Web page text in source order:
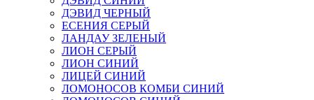
ДЭВИД ЧЕРНЫЙ
ЕСЕНИЯ СЕРЫЙ
ЛАНДАУ ЗЕЛЕНЫЙ
ЛИОН СЕРЫЙ
ЛИОН СИНИЙ
ЛИЦЕЙ СИНИЙ
ЛОМОНОСОВ КОМБИ СИНИЙ